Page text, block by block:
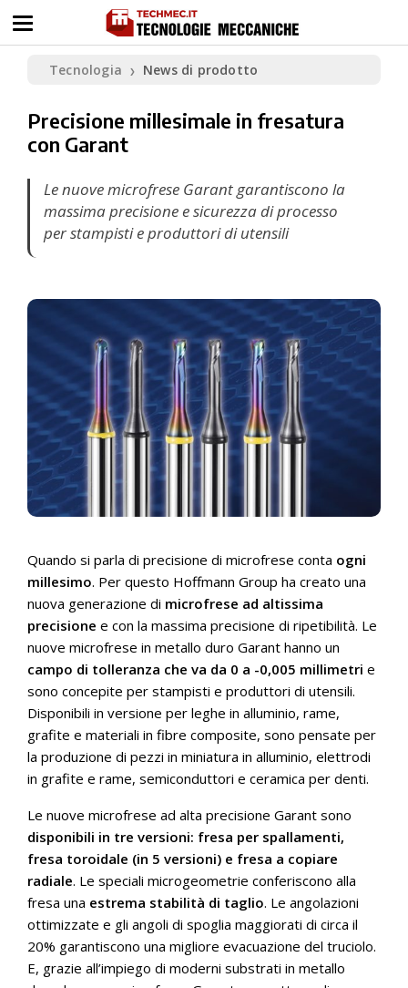
Tecnologia ❯ News di prodotto
Precisione millesimale in fresatura
con Garant
Le nuove microfrese Garant garantiscono la
massima precisione e sicurezza di processo
per stampisti e produttori di utensili
Quando si parla di precisione di microfrese conta ogni
millesimo. Per questo Hoffmann Group ha creato una
nuova generazione di microfrese ad altissima
precisione e con la massima precisione di ripetibilità. Le
nuove microfrese in metallo duro Garant hanno un
campo di tolleranza che va da 0 a -0,005 millimetri e
sono concepite per stampisti e produttori di utensili.
Disponibili in versione per leghe in alluminio, rame,
grafite e materiali in fibre composite, sono pensate per
la produzione di pezzi in miniatura in alluminio, elettrodi
in grafite e rame, semiconduttori e ceramica per denti.
Le nuove microfrese ad alta precisione Garant sono
disponibili in tre versioni: fresa per spallamenti,
fresa toroidale (in 5 versioni) e fresa a copiare
radiale. Le speciali microgeometrie conferiscono alla
fresa una estrema stabilità di taglio. Le angolazioni
ottimizzate e gli angoli di spoglia maggiorati di circa il
20% garantiscono una migliore evacuazione del truciolo.
E, grazie all’impiego di moderni substrati in metallo